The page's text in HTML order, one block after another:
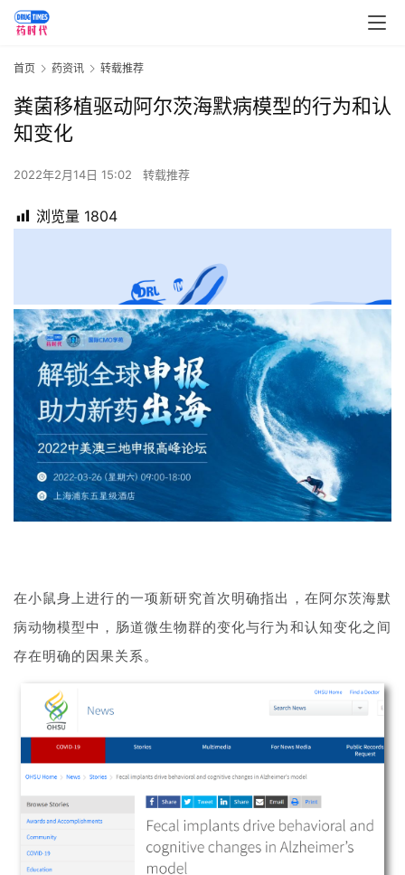
首页 药资讯 转载推荐
粪菌移植驱动阿尔茨海默病模型的行为和认
知变化
2022年2月14日 15:02 转载推荐
浏览量 1804
在小鼠身上进行的一项新研究首次明确指出，在阿尔茨海默
病动物模型中，肠道微生物群的变化与行为和认知变化之间
存在明确的因果关系。